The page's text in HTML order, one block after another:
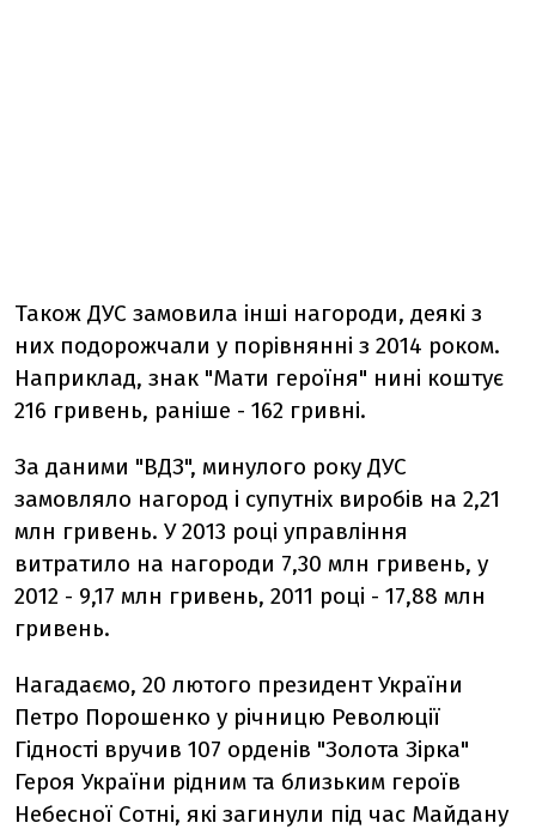
Також ДУС замовила інші нагороди, деякі з
них подорожчали у порівнянні з 2014 роком.
Наприклад, знак "Мати героїня" нині коштує
216 гривень, раніше - 162 гривні.
За даними "ВДЗ", минулого року ДУС
замовляло нагород і супутніх виробів на 2,21
млн гривень. У 2013 році управління
витратило на нагороди 7,30 млн гривень, у
2012 - 9,17 млн гривень, 2011 році - 17,88 млн
гривень.
Нагадаємо, 20 лютого президент України
Петро Порошенко у річницю Революції
Гідності вручив 107 орденів "Золота Зірка"
Героя України рідним та близьким героїв
Небесної Сотні, які загинули під час Майдану